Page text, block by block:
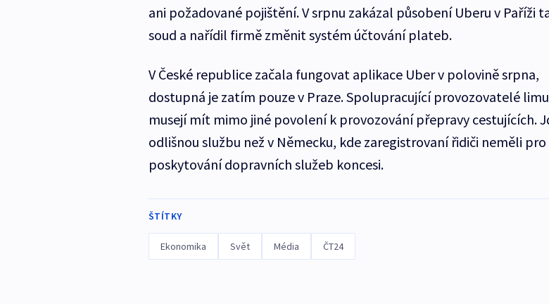
ani požadované pojištění. V srpnu zakázal působení Uberu v Paříži
soud a nařídil firmě změnit systém účtování plateb.
V České republice začala fungovat aplikace Uber v polovině srpna,
dostupná je zatím pouze v Praze. Spolupracující provozovatelé
musejí mít mimo jiné povolení k provozování přepravy cestujících.
odlišnou službu než v Německu, kde zaregistrovaní řidiči neměli pro
poskytování dopravních služeb koncesi.
ŠTÍTKY
Ekonomika Svět Média ČT24